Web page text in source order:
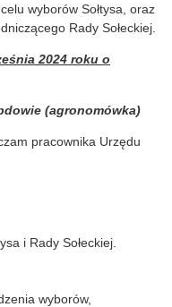
wyborów Sołtysa, oraz
Rady Sołeckiej.
2024 roku o
(agronomówka)
pracownika Urzędu
i Rady Sołeckiej.
wyborów,